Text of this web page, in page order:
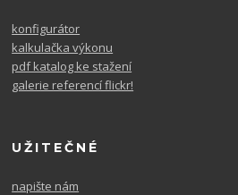
konfigurátor
kalkulačka výkonu
pdf katalog ke stažení
galerie referencí flickr!
UŽITEČNÉ
napište nám